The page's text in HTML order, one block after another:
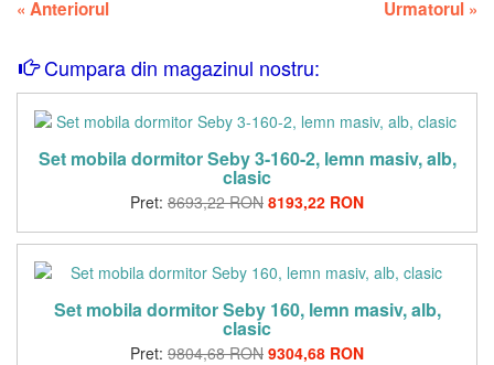
« Anteriorul Urmatorul »
Cumpara din magazinul nostru:
Set mobila dormitor Seby 3-160-2, lemn masiv, alb,
clasic
Pret: 8693,22 RON 8193,22 RON
Set mobila dormitor Seby 160, lemn masiv, alb,
clasic
Pret: 9804,68 RON 9304,68 RON